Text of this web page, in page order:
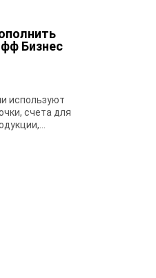
Бизнес
используют
счета для